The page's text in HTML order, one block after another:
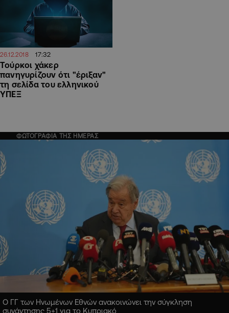
26.12.2018 17:32
Τούρκοι χάκερ
πανηγυρίζουν ότι "έριξαν"
τη σελίδα του ελληνικού
ΥΠΕΞ
ΦΩΤΟΓΡΑΦΙΑ ΤΗΣ ΗΜΕΡΑΣ
Ο ΓΓ των Ηνωμένων Εθνών ανακοινώνει την σύγκληση
συνάντησης 5+1 για το Κυπριακό